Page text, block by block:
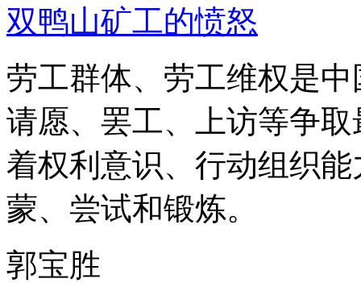
双鸭山矿工的愤怒
劳工群体、劳工维权是
请愿、罢工、上访等争
着权利意识、行动组织
蒙、尝试和锻炼。
郭宝胜